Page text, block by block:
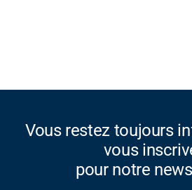
Vous restez toujours
vous
pour notre